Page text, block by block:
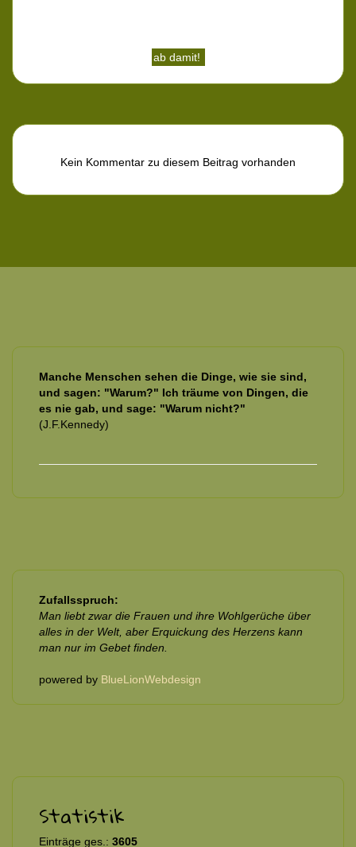
Kein Kommentar zu diesem Beitrag vorhanden
Manche Menschen sehen die Dinge, wie sie sind,
und sagen: "Warum?" Ich träume von Dingen, die
es nie gab, und sage: "Warum nicht?"
(J.F.Kennedy)
Zufallsspruch:
Man liebt zwar die Frauen und ihre Wohlgerüche über
alles in der Welt, aber Erquickung des Herzens kann
man nur im Gebet finden.
powered by BlueLionWebdesign
Statistik
Einträge ges.: 3605